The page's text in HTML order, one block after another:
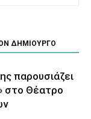
ΔΗΜΙΟΥΡΓΟ
παρουσιάζει
στο Θέατρο